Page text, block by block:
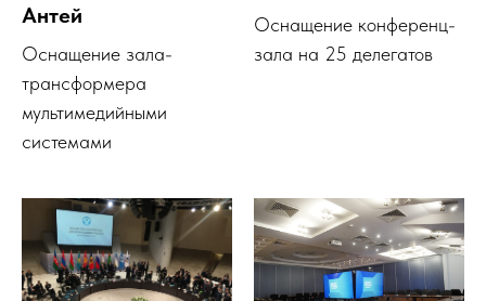
Антей
Оснащение зала-
трансформера
мультимедийными
системами
Оснащение конференц-
зала на 25 делегатов